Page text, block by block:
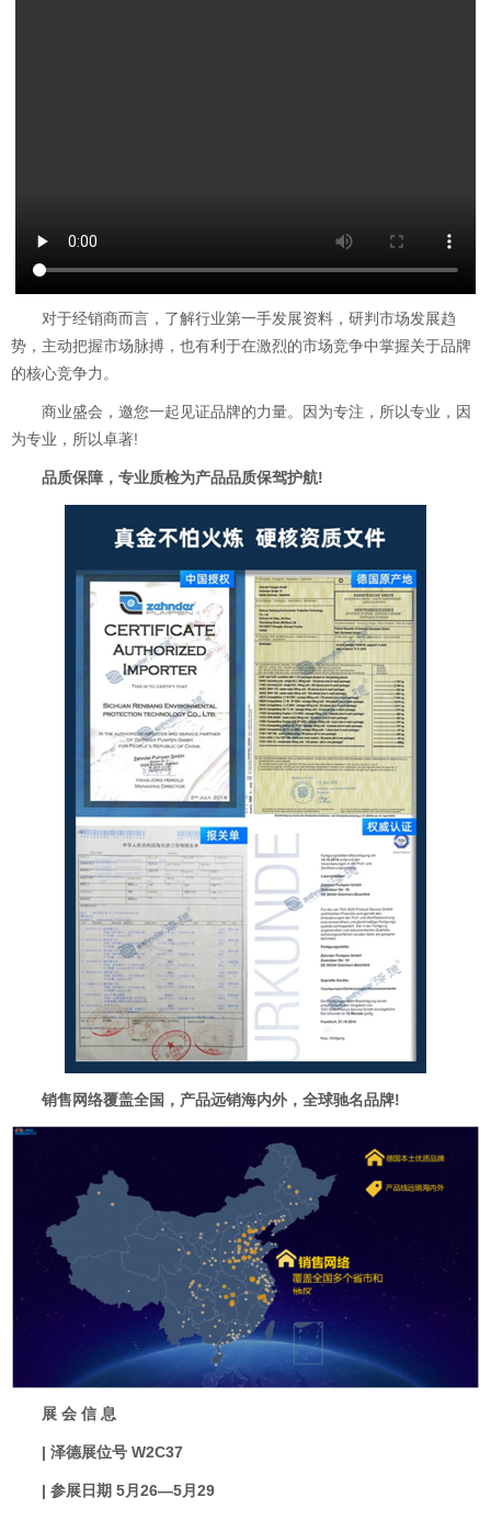
对于经销商而言，了解行业第一手发展资料，研判市场发展趋
势，主动把握市场脉搏，也有利于在激烈的市场竞争中掌握关于品牌
的核心竞争力。
商业盛会，邀您一起见证品牌的力量。因为专注，所以专业，因
为专业，所以卓著!
品质保障，专业质检为产品品质保驾护航!
销售网络覆盖全国，产品远销海内外，全球驰名品牌!
展 会 信 息
| 泽德展位号 W2C37
| 参展日期 5月26—5月29